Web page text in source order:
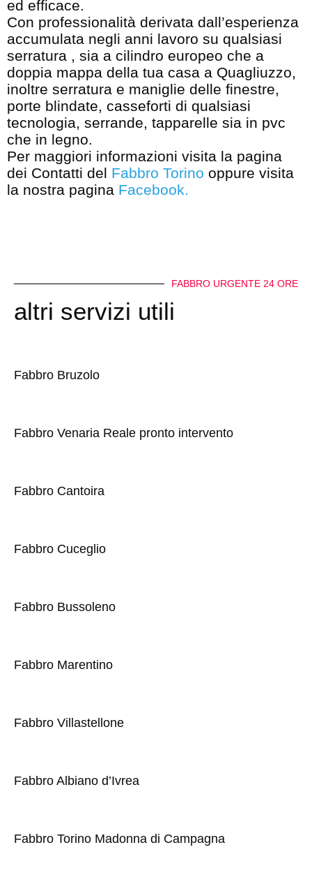
ed efficace.
Con professionalità derivata dall’esperienza
accumulata negli anni lavoro su qualsiasi
serratura , sia a cilindro europeo che a
doppia mappa della tua casa a Quagliuzzo,
inoltre serratura e maniglie delle finestre,
porte blindate, casseforti di qualsiasi
tecnologia, serrande, tapparelle sia in pvc
che in legno.
Per maggiori informazioni visita la pagina
dei Contatti del Fabbro Torino oppure visita
la nostra pagina Facebook.
FABBRO URGENTE 24 ORE
altri servizi utili
Fabbro Bruzolo
Fabbro Venaria Reale pronto intervento
Fabbro Cantoira
Fabbro Cuceglio
Fabbro Bussoleno
Fabbro Marentino
Fabbro Villastellone
Fabbro Albiano d’Ivrea
Fabbro Torino Madonna di Campagna